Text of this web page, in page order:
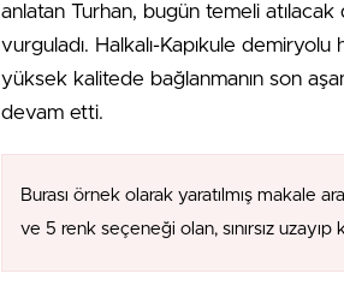
anlatan Turhan, bugün temeli
vurguladı. Halkalı-Kapıkule demiryolu
yüksek kalitede bağlanmanın son
devam etti.
Burası örnek olarak yaratılmış makale
ve 5 renk seçeneği olan, sınırsız